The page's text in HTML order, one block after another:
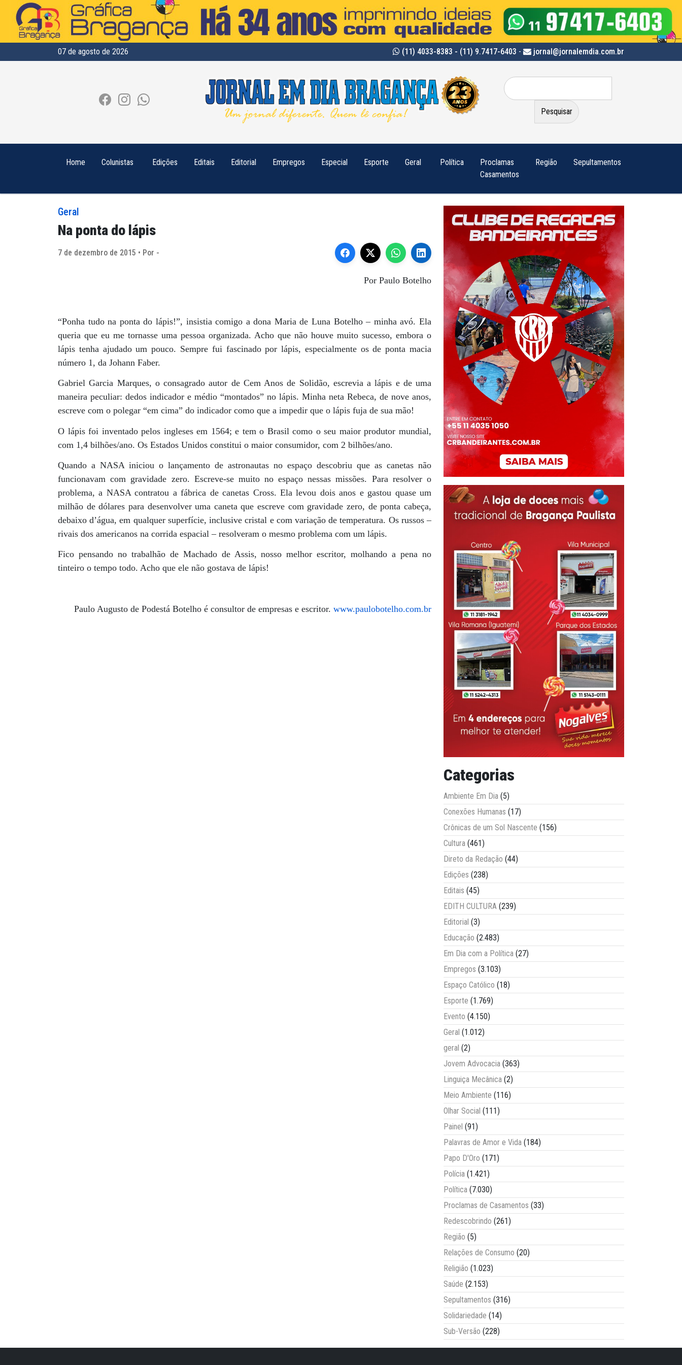
07 de agosto de 2026 (11) 4033-8383 - (11) 9.7417-6403 - jornal@jornalemdia.com.br
Pesquisar
por:
Home Colunistas Edições Editais Editorial Empregos Especial Esporte Geral Política
Proclamas
Casamentos
Região Sepultamentos
Geral
Na ponta do lápis
7 de dezembro de 2015 • Por -
Por Paulo Botelho
“Ponha tudo na ponta do lápis!”, insistia comigo a dona Maria de Luna Botelho – minha avó. Ela
queria que eu me tornasse uma pessoa organizada. Acho que não houve muito sucesso, embora o
lápis tenha ajudado um pouco. Sempre fui fascinado por lápis, especialmente os de ponta macia
número 1, da Johann Faber.
Gabriel Garcia Marques, o consagrado autor de Cem Anos de Solidão, escrevia a lápis e de uma
maneira peculiar: dedos indicador e médio “montados” no lápis. Minha neta Rebeca, de nove anos,
escreve com o polegar “em cima” do indicador como que a impedir que o lápis fuja de sua mão!
O lápis foi inventado pelos ingleses em 1564; e tem o Brasil como o seu maior produtor mundial,
com 1,4 bilhões/ano. Os Estados Unidos constitui o maior consumidor, com 2 bilhões/ano.
Quando a NASA iniciou o lançamento de astronautas no espaço descobriu que as canetas não
funcionavam com gravidade zero. Escreve-se muito no espaço nessas missões. Para resolver o
problema, a NASA contratou a fábrica de canetas Cross. Ela levou dois anos e gastou quase um
milhão de dólares para desenvolver uma caneta que escreve com gravidade zero, de ponta cabeça,
debaixo d’água, em qualquer superfície, inclusive cristal e com variação de temperatura. Os russos –
rivais dos americanos na corrida espacial – resolveram o mesmo problema com um lápis.
Fico pensando no trabalhão de Machado de Assis, nosso melhor escritor, molhando a pena no
tinteiro o tempo todo. Acho que ele não gostava de lápis!
Paulo Augusto de Podestá Botelho é consultor de empresas e escritor. www.paulobotelho.com.br
Categorias
Ambiente Em Dia (5)
Conexões Humanas (17)
Crônicas de um Sol Nascente (156)
Cultura (461)
Direto da Redação (44)
Edições (238)
Editais (45)
EDITH CULTURA (239)
Editorial (3)
Educação (2.483)
Em Dia com a Política (27)
Empregos (3.103)
Espaço Católico (18)
Esporte (1.769)
Evento (4.150)
Geral (1.012)
geral (2)
Jovem Advocacia (363)
Linguiça Mecânica (2)
Meio Ambiente (116)
Olhar Social (111)
Painel (91)
Palavras de Amor e Vida (184)
Papo D'Oro (171)
Polícia (1.421)
Política (7.030)
Proclamas de Casamentos (33)
Redescobrindo (261)
Região (5)
Relações de Consumo (20)
Religião (1.023)
Saúde (2.153)
Sepultamentos (316)
Solidariedade (14)
Sub-Versão (228)